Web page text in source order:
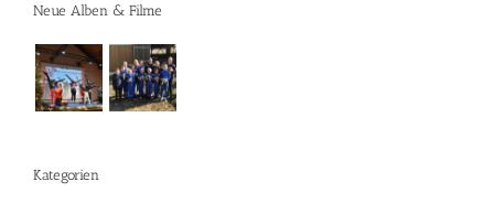
Neue Alben & Filme
Kategorien